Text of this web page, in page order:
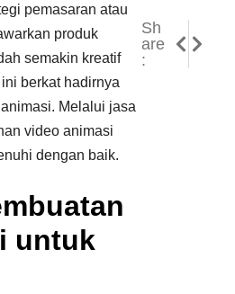
pemasaran atau
produk
semakin kreatif
berkat hadirnya
Melalui jasa
video animasi
dengan baik.
untuk
Sh
are
:
Jasa
Jasa